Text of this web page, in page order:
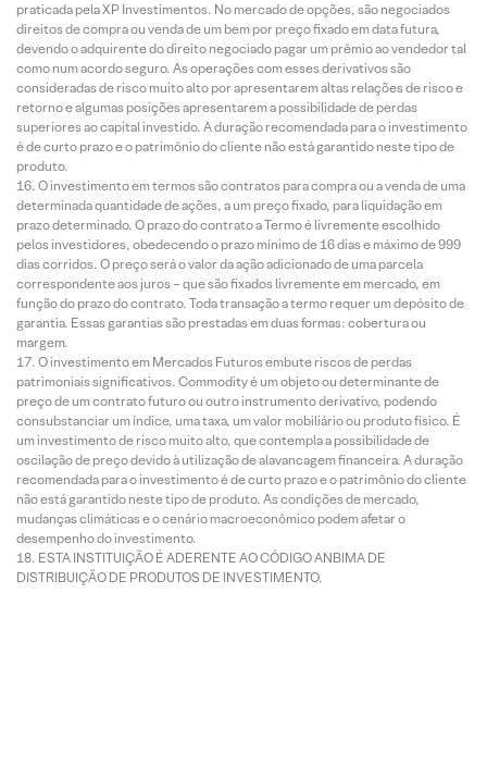
praticada pela XP Investimentos. No mercado de opções, são negociados
direitos de compra ou venda de um bem por preço fixado em data futura,
devendo o adquirente do direito negociado pagar um prêmio ao vendedor tal
como num acordo seguro. As operações com esses derivativos são
consideradas de risco muito alto por apresentarem altas relações de risco e
retorno e algumas posições apresentarem a possibilidade de perdas
superiores ao capital investido. A duração recomendada para o investimento
é de curto prazo e o patrimônio do cliente não está garantido neste tipo de
produto.
O investimento em termos são contratos para compra ou a venda de uma
determinada quantidade de ações, a um preço fixado, para liquidação em
prazo determinado. O prazo do contrato a Termo é livremente escolhido
pelos investidores, obedecendo o prazo mínimo de 16 dias e máximo de 999
dias corridos. O preço será o valor da ação adicionado de uma parcela
correspondente aos juros – que são fixados livremente em mercado, em
função do prazo do contrato. Toda transação a termo requer um depósito de
garantia. Essas garantias são prestadas em duas formas: cobertura ou
margem.
O investimento em Mercados Futuros embute riscos de perdas
patrimoniais significativos. Commodity é um objeto ou determinante de
preço de um contrato futuro ou outro instrumento derivativo, podendo
consubstanciar um índice, uma taxa, um valor mobiliário ou produto físico. É
um investimento de risco muito alto, que contempla a possibilidade de
oscilação de preço devido à utilização de alavancagem financeira. A duração
recomendada para o investimento é de curto prazo e o patrimônio do cliente
não está garantido neste tipo de produto. As condições de mercado,
mudanças climáticas e o cenário macroeconômico podem afetar o
desempenho do investimento.
ESTA INSTITUIÇÃO É ADERENTE AO CÓDIGO ANBIMA DE
DISTRIBUIÇÃO DE PRODUTOS DE INVESTIMENTO.